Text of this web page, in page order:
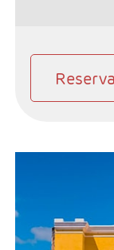
- Ruta: 2
Panajachel
Guatemala y 2
- Categoría
- Régimen: 7